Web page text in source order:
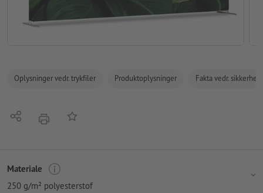
Oplysninger vedr. trykfiler Produktoplysninger Fakta vedr.
Del tryk Tilføj til huskelisten
Materiale
250 g/m² polyesterstof